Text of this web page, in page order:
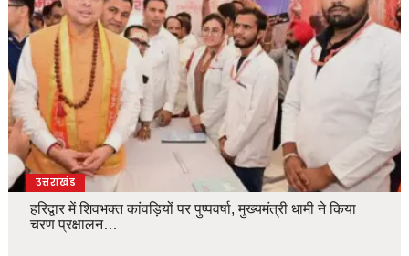
उत्तराखंड
हरिद्वार में शिवभक्त कांवड़ियों पर पुष्पवर्षा, मुख्यमंत्री धामी ने किया
चरण प्रक्षालन…